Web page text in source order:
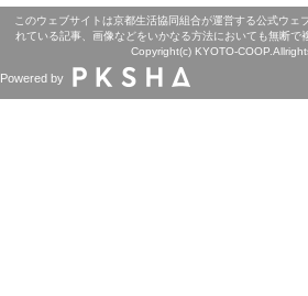
このウェブサイトは京都生活協同組合が運営する公式ウェ
れている記事、画像などをいかなる方法においても無断で
Copyright(c) KYOTO-
Powered by